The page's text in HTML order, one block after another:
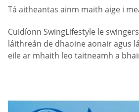
Tá aitheantas ainm maith aige i
Cuidíonn SwingLifestyle le
láithreán de dhaoine aonair agus
eile ar mhaith leo taitneamh a